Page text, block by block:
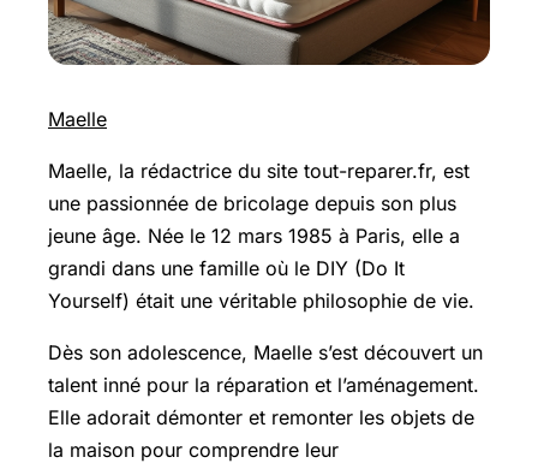
Maelle
Maelle, la rédactrice du site tout-reparer.fr, est
une passionnée de bricolage depuis son plus
jeune âge. Née le 12 mars 1985 à Paris, elle a
grandi dans une famille où le DIY (Do It
Yourself) était une véritable philosophie de vie.
Dès son adolescence, Maelle s’est découvert un
talent inné pour la réparation et l’aménagement.
Elle adorait démonter et remonter les objets de
la maison pour comprendre leur